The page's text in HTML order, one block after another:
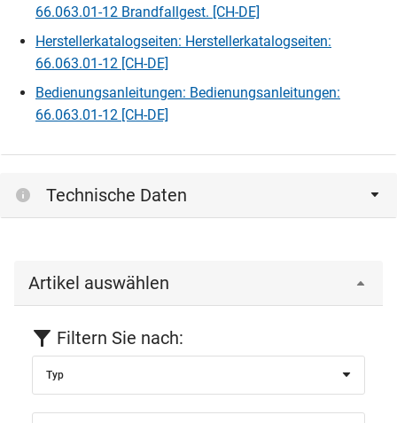
66.063.01-12 Brandfallgest. [CH-DE]
Herstellerkatalogseiten: Herstellerkatalogseiten:
66.063.01-12 [CH-DE]
Bedienungsanleitungen: Bedienungsanleitungen:
66.063.01-12 [CH-DE]
Technische Daten
Artikel auswählen
Filtern Sie nach:
Typ